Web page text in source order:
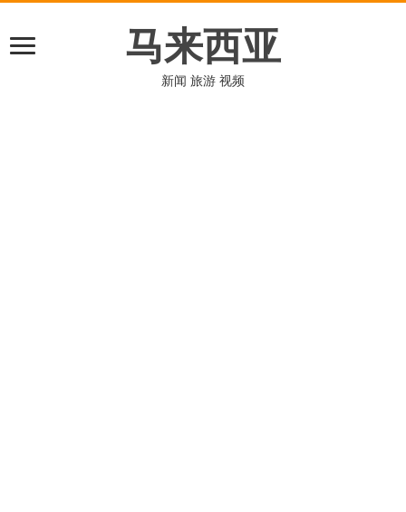
马来西亚
新闻 旅游 视频